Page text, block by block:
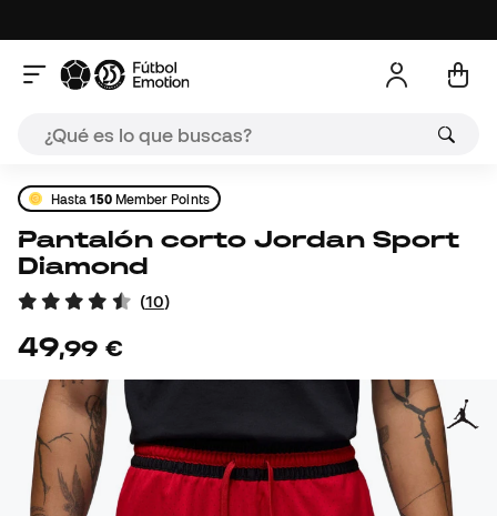
Hasta150Member Points
Pantalón corto Jordan Sport
Diamond
(10)
49,99 €